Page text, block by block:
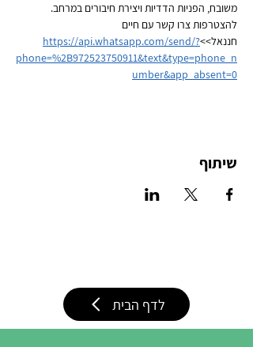
משובח, הפניות הדדיות ויצירת חיבורים במרחב.
להצטרפות צרו קשר עם חיים
חננאל>>https://api.whatsapp.com/send/?
phone=%2B972523750911&text&type=phone_n
umber&app_absent=0
שיתוף
לדף הבית